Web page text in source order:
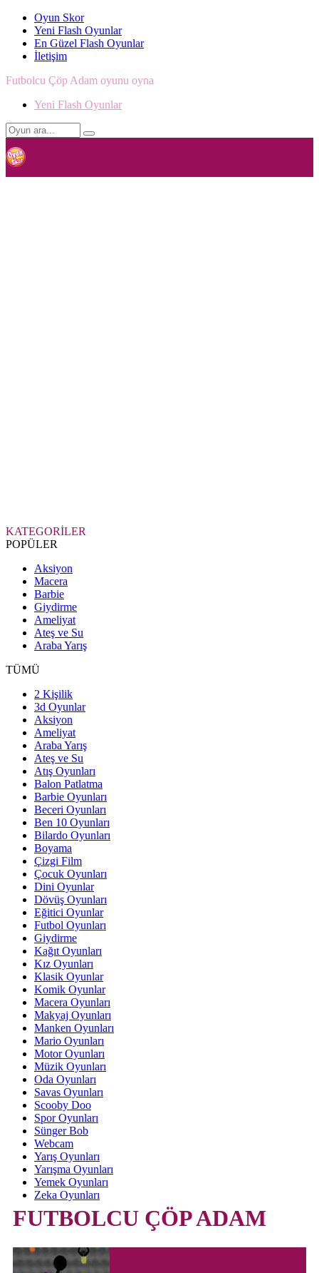
Oyun Skor
Yeni Flash Oyunlar
En Güzel Flash Oyunlar
İletişim
Futbolcu Çöp Adam oyunu oyna
Yeni Flash Oyunlar
KATEGORİLER
POPÜLER
Aksiyon
Macera
Barbie
Giydirme
Ameliyat
Ateş ve Su
Araba Yarış
TÜMÜ
2 Kişilik
3d Oyunlar
Aksiyon
Ameliyat
Araba Yarış
Ateş ve Su
Atış Oyunları
Balon Patlatma
Barbie Oyunları
Beceri Oyunları
Ben 10 Oyunları
Bilardo Oyunları
Boyama
Çizgi Film
Çocuk Oyunları
Dini Oyunlar
Dövüş Oyunları
Eğitici Oyunlar
Futbol Oyunları
Giydirme
Kağıt Oyunları
Kız Oyunları
Klasik Oyunlar
Komik Oyunlar
Macera Oyunları
Makyaj Oyunları
Manken Oyunları
Mario Oyunları
Motor Oyunları
Müzik Oyunları
Oda Oyunları
Savas Oyunları
Scooby Doo
Spor Oyunları
Sünger Bob
Webcam
Yarış Oyunları
Yarışma Oyunları
Yemek Oyunları
Zeka Oyunları
FUTBOLCU ÇÖP ADAM